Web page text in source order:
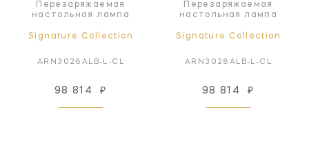
Перезаряжаемая
настольная лампа
Signature Collection
ARN3028ALB-L-CL
98 814 ₽
Перезаряжаемая
настольная лампа
Signature Collection
ARN3028ALB-L-CL
98 814 ₽